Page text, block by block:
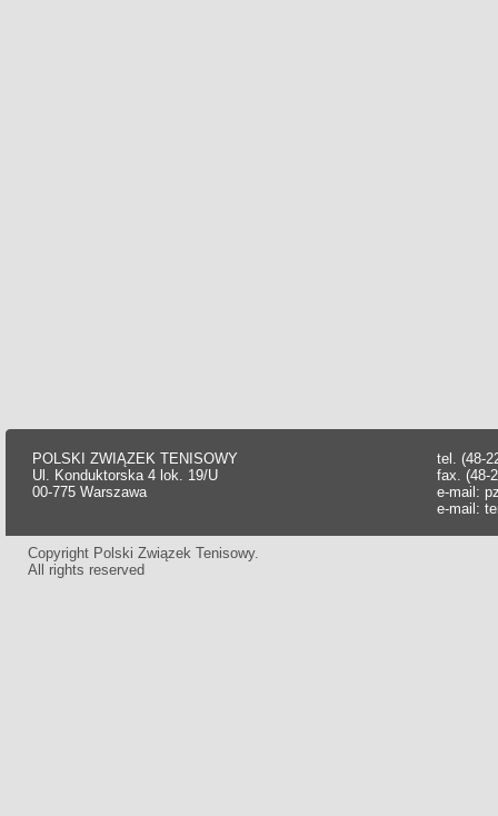
POLSKI ZWIĄZEK TENISOWY
Ul. Konduktorska 4 lok. 19/U
00-775 Warszawa
tel. (48-
fax. (48-
e-mail:
e-mail:
Copyright Polski Związek Tenisowy.
All rights reserved